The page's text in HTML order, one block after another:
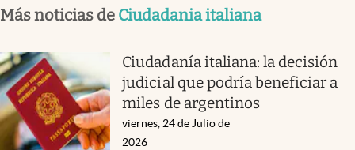
Más noticias de Ciudadania italiana
Ciudadanía italiana: la decisión
judicial que podría beneficiar a
miles de argentinos
viernes, 24 de Julio de
2026